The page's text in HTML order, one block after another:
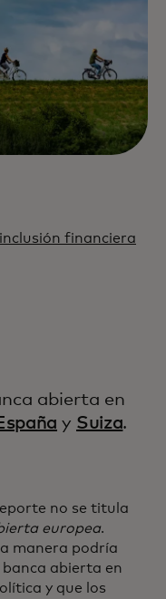
financiera
abierta en
y Suiza.
no se titula
europea.
manera podría
abierta en
y que los